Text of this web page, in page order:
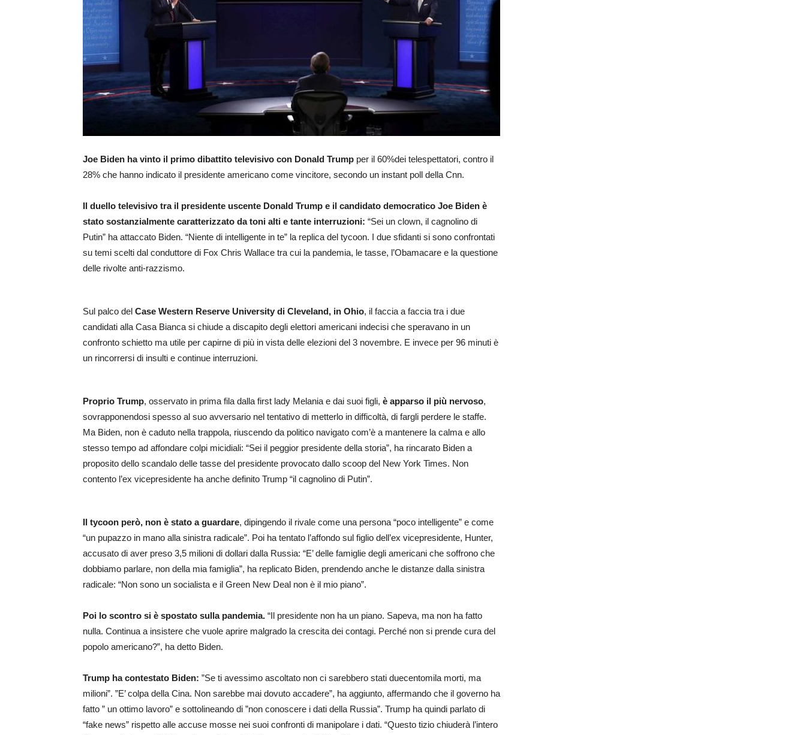
Joe Biden ha vinto il primo dibattito televisivo con Donald Trump per il 60%dei telespettatori, contro il
28% che hanno indicato il presidente americano come vincitore, secondo un instant poll della Cnn.
Il duello televisivo tra il presidente uscente Donald Trump e il candidato democratico Joe Biden è
stato sostanzialmente caratterizzato da toni alti e tante interruzioni: “Sei un clown, il cagnolino di
Putin” ha attaccato Biden. “Niente di intelligente in te” la replica del tycoon. I due sfidanti si sono confrontati
su temi scelti dal conduttore di Fox Chris Wallace tra cui la pandemia, le tasse, l’Obamacare e la questione
delle rivolte anti-razzismo.
Sul palco del Case Western Reserve University di Cleveland, in Ohio, il faccia a faccia tra i due
candidati alla Casa Bianca si chiude a discapito degli elettori americani indecisi che speravano in un
confronto schietto ma utile per capirne di più in vista delle elezioni del 3 novembre. E invece per 96 minuti è
un rincorrersi di insulti e continue interruzioni.
Proprio Trump, osservato in prima fila dalla first lady Melania e dai suoi figli, è apparso il più nervoso,
sovrapponendosi spesso al suo avversario nel tentativo di metterlo in difficoltà, di fargli perdere le staffe.
Ma Biden, non è caduto nella trappola, riuscendo da politico navigato com’è a mantenere la calma e allo
stesso tempo ad affondare colpi micidiali: “Sei il peggior presidente della storia”, ha rincarato Biden a
proposito dello scandalo delle tasse del presidente provocato dallo scoop del New York Times. Non
contento l’ex vicepresidente ha anche definito Trump “il cagnolino di Putin”.
Il tycoon però, non è stato a guardare, dipingendo il rivale come una persona “poco intelligente” e come
“un pupazzo in mano alla sinistra radicale”. Poi ha tentato l’affondo sul figlio dell’ex vicepresidente, Hunter,
accusato di aver preso 3,5 milioni di dollari dalla Russia: “E’ delle famiglie degli americani che soffrono che
dobbiamo parlare, non della mia famiglia”, ha replicato Biden, prendendo anche le distanze dalla sinistra
radicale: “Non sono un socialista e il Green New Deal non è il mio piano”.
Poi lo scontro si è spostato sulla pandemia. “Il presidente non ha un piano. Sapeva, ma non ha fatto
nulla. Continua a insistere che vuole aprire malgrado la crescita dei contagi. Perché non si prende cura del
popolo americano?”, ha detto Biden.
Trump ha contestato Biden: ”Se ti avessimo ascoltato non ci sarebbero stati duecentomila morti, ma
milioni”. ”E’ colpa della Cina. Non sarebbe mai dovuto accadere”, ha aggiunto, affermando che il governo ha
fatto ” un ottimo lavoro” e sottolineando di ”non conoscere i dati della Russia”. Trump ha quindi parlato di
“fake news” rispetto alle accuse mosse nei suoi confronti di manipolare i dati. “Questo tizio chiuderà l’intero